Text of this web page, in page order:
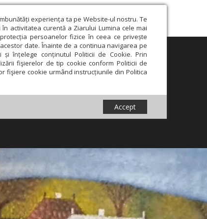
experiența ta pe Website-ul nostru. Te
activitatea curentă a Ziarului Lumina cele mai
persoanelor fizice în ceea ce privește
date. Înainte de a continua navigarea pe
înțelege conținutul Politicii de Cookie. Prin
fişierelor de tip cookie conform Politicii de
fişiere cookie urmând instrucțiunile din Politica
Accept